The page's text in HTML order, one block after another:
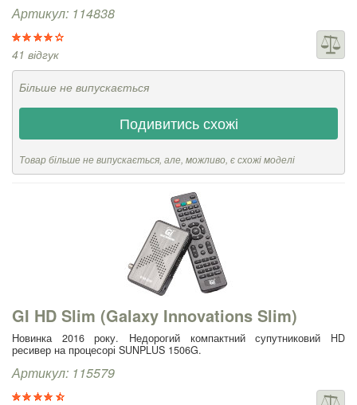
Артикул: 114838
41 відгук
Більше не випускається
Подивитись схожі
Товар більше не випускається, але, можливо, є схожі моделі
GI HD Slim (Galaxy Innovations Slim)
Новинка 2016 року. Недорогий компактний супутниковий HD
ресивер на процесорі SUNPLUS 1506G.
Артикул: 115579